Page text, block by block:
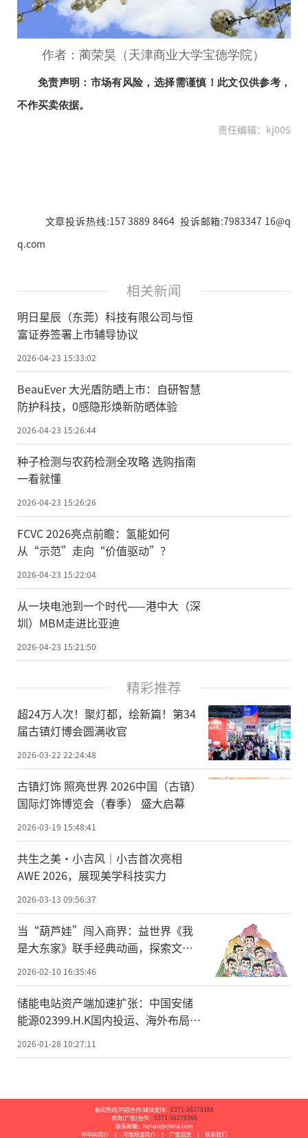
作者：蔺荣昊（天津商业大学宝德学院）
免责声明：市场有风险，选择需谨慎！此文仅供参考，
不作买卖依据。
责任编辑：kj005
文章投诉热线:157 3889 8464 投诉邮箱:7983347 16@q
q.com
相关新闻
明日星辰（东莞）科技有限公司与恒
富证券签署上市辅导协议
2026-04-23 15:33:02
BeauEver 大光盾防晒上市：自研智慧
防护科技，0感隐形焕新防晒体验
2026-04-23 15:26:44
种子检测与农药检测全攻略 选购指南
一看就懂
2026-04-23 15:26:26
FCVC 2026亮点前瞻：氢能如何
从“示范”走向“价值驱动”？
2026-04-23 15:22:04
从一块电池到一个时代——港中大（深
圳）MBM走进比亚迪
2026-04-23 15:21:50
精彩推荐
超24万人次！聚灯都，绘新篇！第34
届古镇灯博会圆满收官
2026-03-22 22:24:48
古镇灯饰 照亮世界 2026中国（古镇）
国际灯饰博览会（春季） 盛大启幕
2026-03-19 15:48:41
共生之美·小吉风｜小吉首次亮相
AWE 2026，展现美学科技实力
2026-03-13 09:56:37
当“葫芦娃”闯入商界：益世界《我
是大东家》联手经典动画，探索文化
IP联动新范式
2026-02-10 16:35:46
储能电站资产端加速扩张：中国安储
能源02399.H.K国内投运、海外布局同
2026-01-28 10:27:11
新闻热线/内容合作/媒体支持： 0371-56279388
商务(广告)合作： 0371-56279366
联系邮箱：henan@china.com
中华网简介
| 河南频道简介 | 广告投放 | 联系我们